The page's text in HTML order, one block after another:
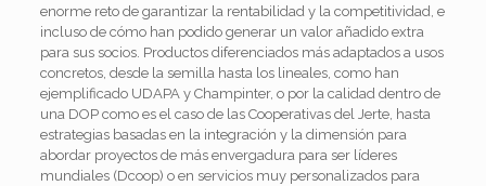
enorme reto de garantizar la rentabilidad y la competitividad, e
incluso de cómo han podido generar un valor añadido extra
para sus socios. Productos diferenciados más adaptados a usos
concretos, desde la semilla hasta los lineales, como han
ejemplificado UDAPA y Champinter, o por la calidad dentro de
una DOP como es el caso de las Cooperativas del Jerte, hasta
estrategias basadas en la integración y la dimensión para
abordar proyectos de más envergadura para ser líderes
mundiales (Dcoop) o en servicios muy personalizados para